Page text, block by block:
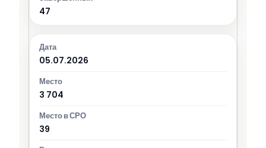
47
05.07.2026
3 704
39